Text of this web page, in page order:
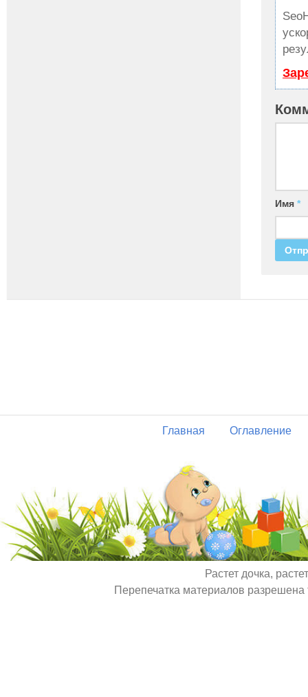
Имя *
Главная Оглавление
Растет дочка,
Перепечатка материалов разрешена